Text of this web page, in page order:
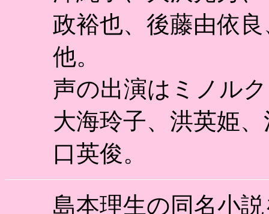
政裕也、後藤由依
他。
声の出演はミノル
大海玲子、洪英姫
口英俊。
島本理生の同名小